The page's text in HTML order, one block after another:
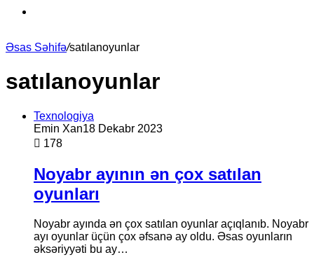
for
Əsas Səhifə/satılanoyunlar
satılanoyunlar
Texnologiya
Emin Xan18 Dekabr 2023
178
Noyabr ayının ən çox satılan
oyunları
Noyabr ayında ən çox satılan oyunlar açıqlanıb. Noyabr
ayı oyunlar üçün çox əfsanə ay oldu. Əsas oyunların
əksəriyyəti bu ay…